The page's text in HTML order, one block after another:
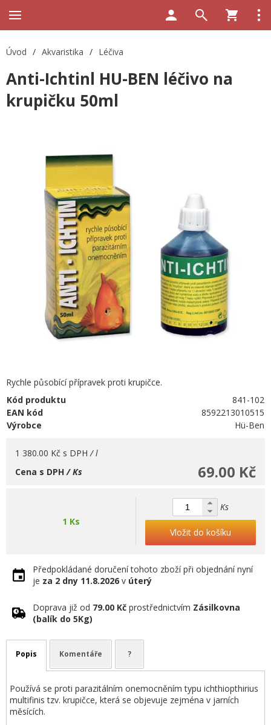
Úvod / Akvaristika / Léčiva
Anti-Ichtinl HU-BEN léčivo na
krupičku 50ml
Rychle působící přípravek proti krupičce.
Kód produktu
841-102
EAN kód
8592213010515
Výrobce
Hü-Ben
1 380.00 Kč s DPH / l
69.00 Kč
Cena s DPH/ Ks
1 Ks
Ks
Vložit do košíku
Předpokládané doručení tohoto zboží při objednání nyní
je za 2 dny 11.8.2026 v úterý
Doprava již od 79.00 Kč prostřednictvím Zásilkovna
(balík do 5Kg)
Popis Komentáře ?
Používá se proti parazitálním onemocněním typu ichthiopthirius
multifinis tzv. krupičce, která se objevuje zejména v jarních
měsících.